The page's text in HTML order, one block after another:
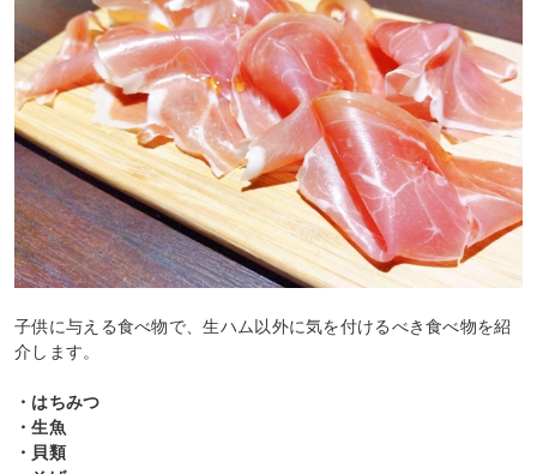
子供に与える食べ物で、生ハム以外に気を付けるべき食べ物を紹
介します。
・はちみつ
・生魚
・貝類